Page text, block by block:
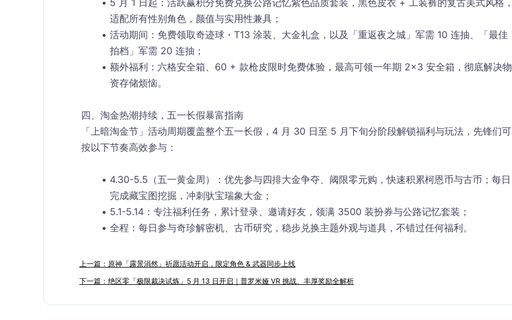
5 月 1 日起：活跃赢积分免费兑换公路记忆紫色品质套装 ，黑色皮衣 + 工装裤的复古美式风格，
适配所有性别角色，颜值与实用性兼具；
活动期间：免费领取奇迹球・T13 涂装、大金礼盒 ，以及「重返夜之城」军需 10 连抽、「最佳
拍档」军需 20 连抽；
额外福利：六格安全箱、60 + 款枪皮限时免费体验，最高可领一年期 2×3 安全箱，彻底解决物
资存储烦恼。
四、淘金热潮持续，五一长假暴富指南
「上暗淘金节」活动周期覆盖整个五一长假，4 月 30 日至 5 月下旬分阶段解锁福利与玩法，先锋们可
按以下节奏高效参与：
4.30-5.5（五一黄金周）
：优先参与四排大金争夺、阈限零元购，快速积累柯恩币与古币；每日
完成藏宝图挖掘，冲刺驮宝瑞象大金；
5.1-5.14：专注福利任务，累计登录、邀请好友，领满 3500 装扮券与公路记忆套装；
全程 ：每日参与奇珍解密机、古币研究，稳步兑换主题外观与道具，不错过任何福利。
上一篇：原神「露景涓然」祈愿活动开启，限定角色 & 武器同步上线
下一篇：绝区零「极限裁决试炼」5 月 13 日开启｜普罗米娅 VR 挑战、丰厚奖励全解析